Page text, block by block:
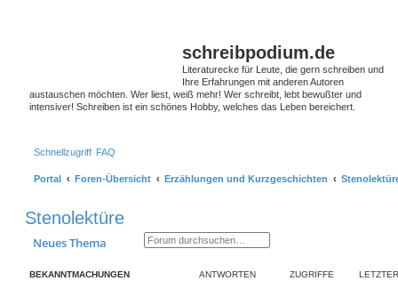
schreibpodium.de
Literaturecke für Leute, die gern schreiben und
Ihre Erfahrungen mit anderen Autoren
austauschen möchten. Wer liest, weiß mehr! Wer schreibt, lebt bewußter und
intensiver! Schreiben ist ein schönes Hobby, welches das Leben bereichert.
Schnellzugriff FAQ
Portal Foren-Übersicht Erzählungen und Kurzgeschichten
Stenolektüre
Neues Thema Suche
Erweiterte Suche
BEKANNTMACHUNGEN ANTWORTEN ZUGRIFFE